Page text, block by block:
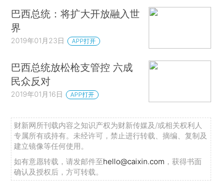
巴西总统：将扩大开放融入世
界
2019年01月23日 APP打开
巴西总统放松枪支管控 六成
民众反对
2019年01月16日 APP打开
财新网所刊载内容之知识产权为财新传媒及/或相关权利人
专属所有或持有。未经许可，禁止进行转载、摘编、复制及
建立镜像等任何使用。
如有意愿转载，请发邮件至hello@caixin.com ，获得书面
确认及授权后，方可转载。